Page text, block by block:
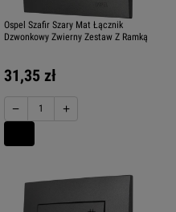
Ospel Szafir Szary Mat Łącznik
Dzwonkowy Zwierny Zestaw Z Ramką
31,35 zł
− +